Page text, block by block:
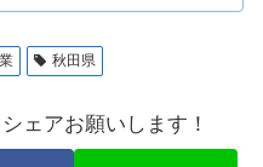
秋田県
ェアお願いします！